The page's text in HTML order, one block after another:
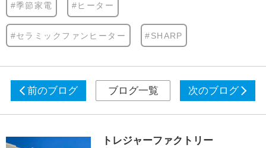
#季節家電 #ヒーター
#セラミックファンヒーター #SHARP
前のブログ ブログ一覧 次のブログ
トレジャーファクトリー